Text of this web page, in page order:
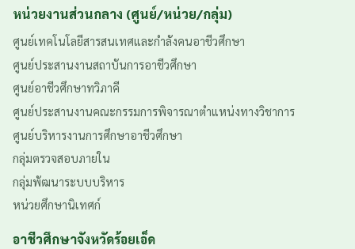
หน่วยงานส่วนกลาง (ศูนย์/หน่วย/กลุ่ม)
ศูนย์เทคโนโลยีสารสนเทศและกำลังคนอาชีวศึกษา
ศูนย์ประสานงานสถาบันการอาชีวศึกษา
ศูนย์อาชีวศึกษาทวิภาคี
ศูนย์ประสานงานคณะกรรมการพิจารณาตำแหน่งทางวิชาการ
ศูนย์บริหารงานการศึกษาอาชีวศึกษา
กลุ่มตรวจสอบภายใน
กลุ่มพัฒนาระบบบริหาร
หน่วยศึกษานิเทศก์
อาชีวศึกษาจังหวัดร้อยเอ็ด